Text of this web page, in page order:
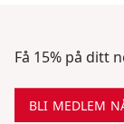
Få 15% på ditt
BLI MEDLEM